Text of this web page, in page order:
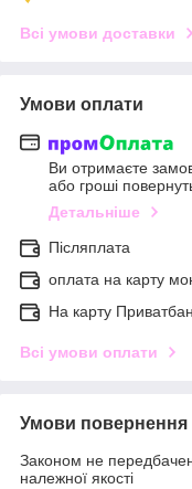
Всі умови доставки
Умови оплати
Ви отримаєте
або гроші
Детальніше
Післяплата
оплата на карту
На карту
Всі умови оплати
Умови повернення
Законом не
належної якості